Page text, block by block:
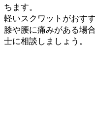
ちます。
軽いスクワットがおすす
膝や腰に痛みがある場
士に相談しましょう。